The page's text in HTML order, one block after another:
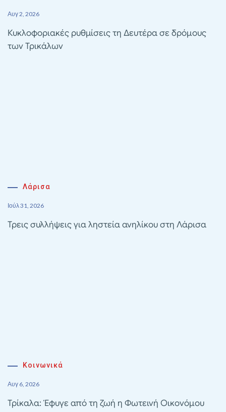
Αυγ 2, 2026
Κυκλοφοριακές ρυθμίσεις τη Δευτέρα σε δρόμους
των Τρικάλων
Λάρισα
Ιούλ 31, 2026
Τρεις συλλήψεις για ληστεία ανηλίκου στη Λάρισα
Κοινωνικά
Αυγ 6, 2026
Τρίκαλα: Έφυγε από τη ζωή η Φωτεινή Οικονόμου